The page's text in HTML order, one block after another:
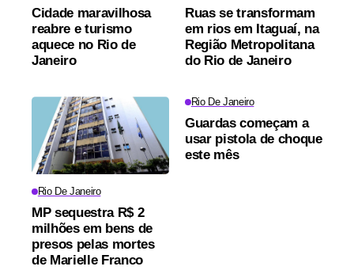
Cidade maravilhosa
reabre e turismo
aquece no Rio de
Janeiro
Ruas se transformam
em rios em Itaguaí, na
Região Metropolitana
do Rio de Janeiro
Rio De Janeiro
MP sequestra R$ 2
milhões em bens de
presos pelas mortes
de Marielle Franco
Rio De Janeiro
Guardas começam a
usar pistola de choque
este mês